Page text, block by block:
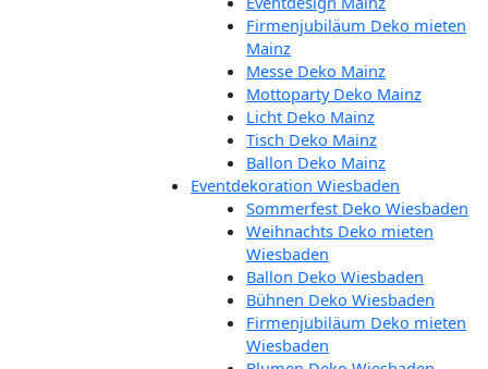
Firmenjubiläum Deko mieten
Mainz
Messe Deko Mainz
Mottoparty Deko Mainz
Licht Deko Mainz
Tisch Deko Mainz
Ballon Deko Mainz
Eventdekoration Wiesbaden
Sommerfest Deko Wiesbaden
Weihnachts Deko mieten
Wiesbaden
Ballon Deko Wiesbaden
Bühnen Deko Wiesbaden
Firmenjubiläum Deko mieten
Wiesbaden